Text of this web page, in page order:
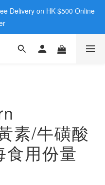
12樓B  |  RealDeal 保健品 |
0709
Delivery on HK $500 Online
12樓B  |  RealDeal 保健品 |
素/牛磺酸
用份量